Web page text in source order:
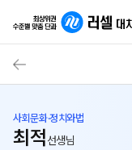
사회문화·정치와법
최적선생님